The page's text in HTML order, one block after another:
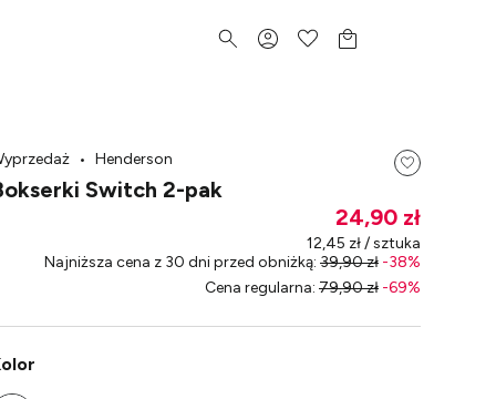
• Henderson
Switch 2-pak
24,90 zł
12,45 zł / sztuka
Najniższa cena z 30 dni przed obniżką: 39,90 zł -38%
Cena regularna: 79,90 zł -69%